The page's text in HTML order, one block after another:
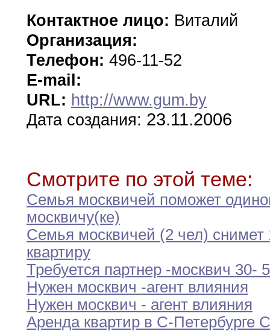
Контактное лицо: Виталий
Организация:
Телефон: 496-11-52
E-mail:
URL: http://www.gum.by
Дата создания: 23.11.2006
Смотрите по этой теме:
Семья москвичей поможет
москвичу(ке)
Семья москвичей (2 чел) снимет
квартиру
Требуется партнер -москвич 30-
Нужен москвич -агент влияния
Нужен москвич - агент влияния
Аренда квартир в С-Петербурге